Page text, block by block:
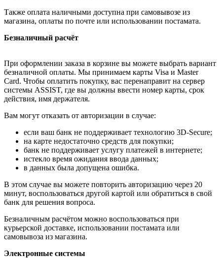
Также оплата наличными доступна при самовывозе из
магазина, оплаты по почте или использовании постамата.
Безналичный расчёт
При оформлении заказа в корзине вы можете выбрать вариант
безналичной оплаты. Мы принимаем карты Visa и Master
Card. Чтобы оплатить покупку, вас перенаправит на сервер
системы ASSIST, где вы должны ввести номер карты, срок
действия, имя держателя.
Вам могут отказать от авторизации в случае:
если ваш банк не поддерживает технологию 3D-Secure;
на карте недостаточно средств для покупки;
банк не поддерживает услугу платежей в интернете;
истекло время ожидания ввода данных;
в данных была допущена ошибка.
В этом случае вы можете повторить авторизацию через 20
минут, воспользоваться другой картой или обратиться в свой
банк для решения вопроса.
Безналичным расчётом можно воспользоваться при
курьерской доставке, использовании постамата или
самовывоза из магазина.
Электронные системы